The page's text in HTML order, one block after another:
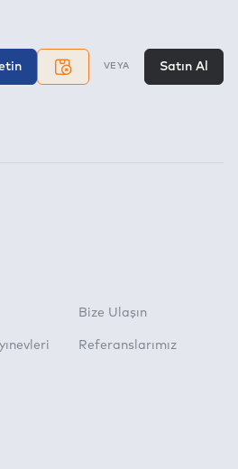
VEYA Satın Al
Bize Ulaşın
Referanslarımız